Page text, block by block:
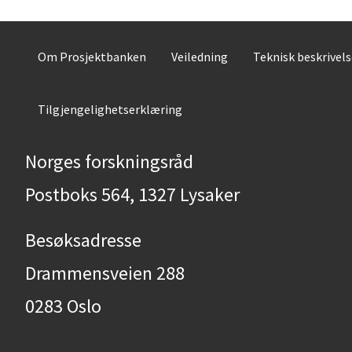
Om Prosjektbanken Veiledning Teknisk
Tilgjengelighetserklæring
Norges forskningsråd
Postboks 564, 1327 Lysaker
Besøksadresse
Drammensveien 288
0283 Oslo